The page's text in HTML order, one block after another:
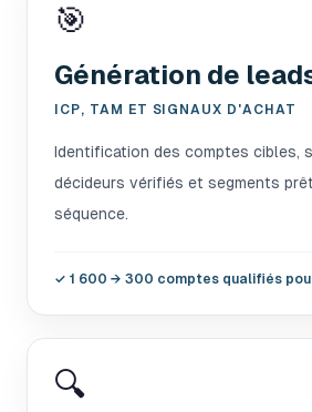
🎯
Génération de
ICP, TAM ET SIGNAUX D'ACHAT
Identification des comptes cibles,
décideurs vérifiés et segments
séquence.
✓ 1 600 → 300 comptes qualifiés
🔍